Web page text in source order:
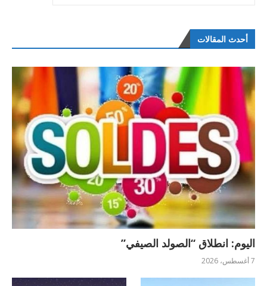
أحدث المقالات
اليوم: انطلاق “الصولد الصيفي”
7 أغسطس، 2026